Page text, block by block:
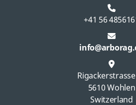
+41 56
5610 Wohlen
Switzerland